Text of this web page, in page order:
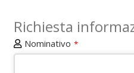
Richiesta
Nominativo *